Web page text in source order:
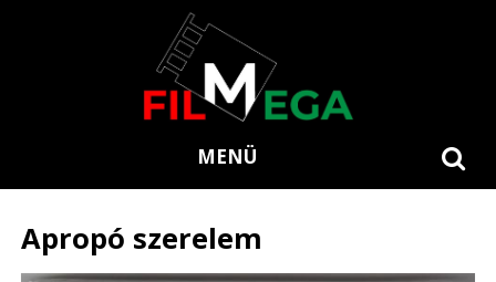
MENÜ
Apropó szerelem